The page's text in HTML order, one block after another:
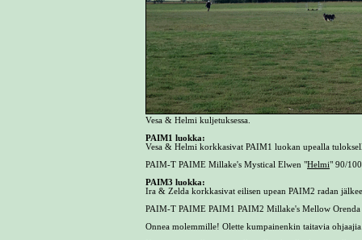
Vesa & Helmi kuljetuksessa.
PAIM1 luokka:
Vesa & Helmi korkkasivat PAIM1 luokan upealla
PAIM-T PAIME Millake's Mystical Elwen "Helmi" 90/
PAIM3 luokka:
Ira & Zelda korkkasivat eilisen upean PAIM2 radan
PAIM-T PAIME PAIM1 PAIM2 Millake's Mellow Orenda
Onnea molemmille! Olette kumpainenkin taitavia